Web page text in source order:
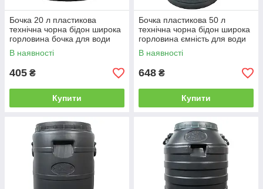
Бочка 20 л пластикова
технічна чорна бідон широка
горловина бочка для води
В наявності
405 ₴
Купити
Бочка пластикова 50 л
технічна чорна бідон широка
горловина ємність для води
В наявності
648 ₴
Купити